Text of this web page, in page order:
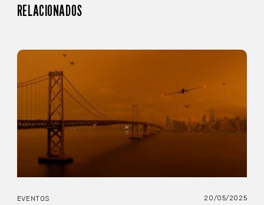
RELACIONADOS
EVENTOS 20/05/2025